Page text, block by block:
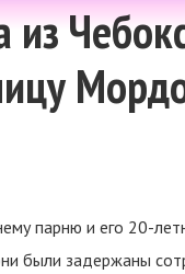
из
парню и его 20-
были задержаны